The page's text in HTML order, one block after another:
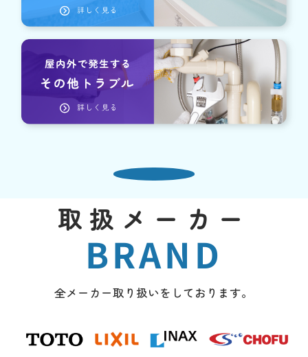
取扱メーカー
BRAND
全メーカー取り扱いをしております。